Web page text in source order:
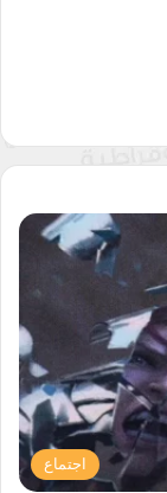
اجتماع